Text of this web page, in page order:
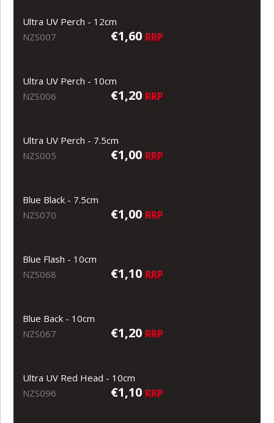
Ultra UV Perch - 12cm
NZS007
€1,60 RRP
Ultra UV Perch - 10cm
NZS006
€1,20 RRP
Ultra UV Perch - 7.5cm
NZS005
€1,00 RRP
Blue Black - 7.5cm
NZS070
€1,00 RRP
Blue Flash - 10cm
NZS068
€1,10 RRP
Blue Back - 10cm
NZS067
€1,20 RRP
Ultra UV Red Head - 10cm
NZS096
€1,10 RRP